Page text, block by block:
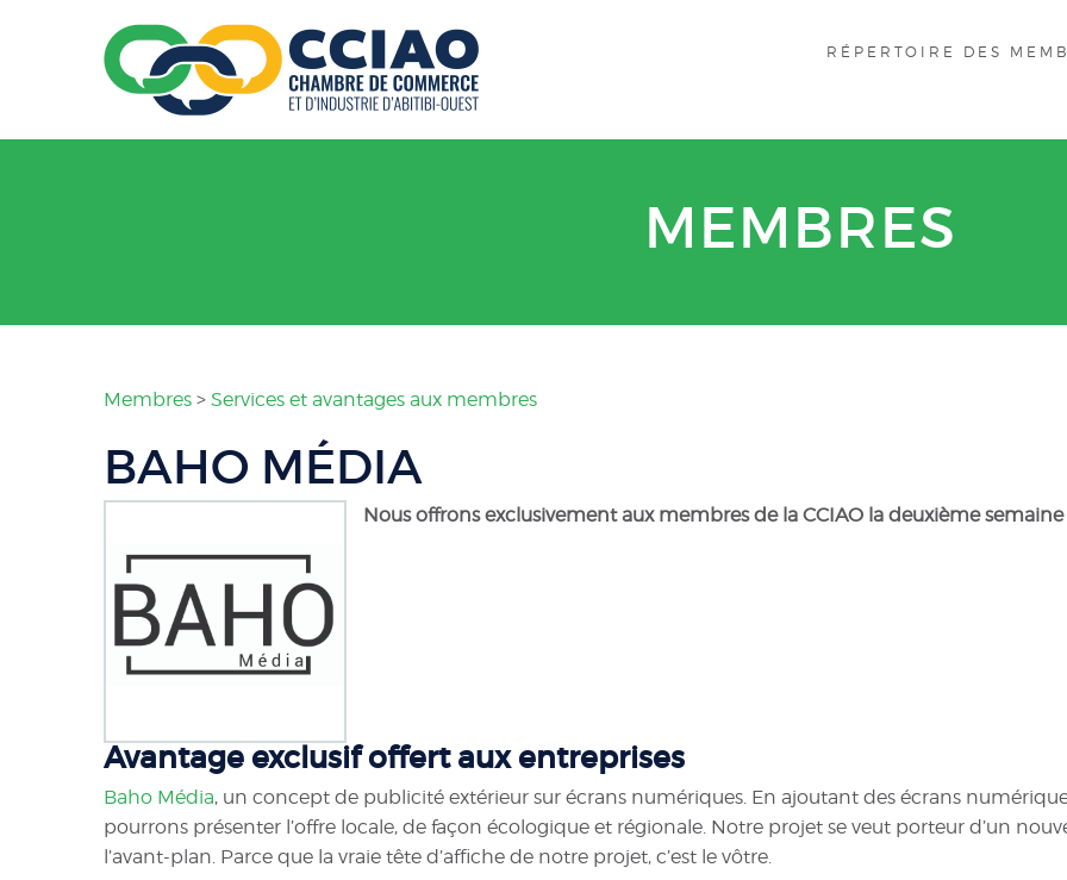
RÉPERTOIRE DES
MEMBRES
Membres > Services et avantages aux membres
BAHO MÉDIA
Nous offrons exclusivement aux membres de la CCIAO la deuxième
Avantage exclusif offert aux entreprises
Baho Média, un concept de publicité extérieur sur écrans numériques. En ajoutant des écrans
pourrons présenter l’offre locale, de façon écologique et régionale. Notre projet se veut porteur d’un
l’avant-plan. Parce que la vraie tête d’affiche de notre projet, c’est le vôtre.